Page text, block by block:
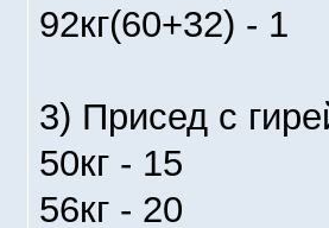
92кг(60+32) - 1
3) Присед с
50кг - 15
56кг - 20